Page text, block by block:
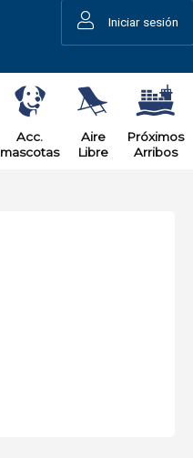
Iniciar sesión
Acc.
mascotas
Aire
Libre
Próximos
Arribos